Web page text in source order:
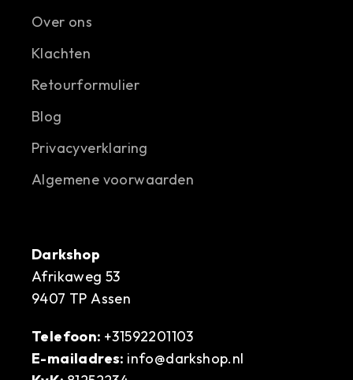
Over ons
Klachten
Retourformulier
Blog
Privacyverklaring
Algemene voorwaarden
Darkshop
Afrikaweg 53
9407 TP Assen
Telefoon: +31592201103
E-mailadres: info@darkshop.nl